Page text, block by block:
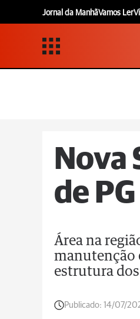
Jornal da ManhãVamos Ler
Nova
de
Área na
manutenção
estrutura
Publicado: 14/07/